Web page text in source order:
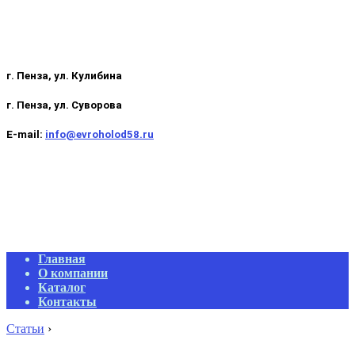
г. Пенза, ул. Кулибина
г. Пенза, ул. Суворова
E-mail: info@evroholod58.ru
Primary
Navigation
Menu
Главная
О компании
Каталог
Контакты
Статьи ›